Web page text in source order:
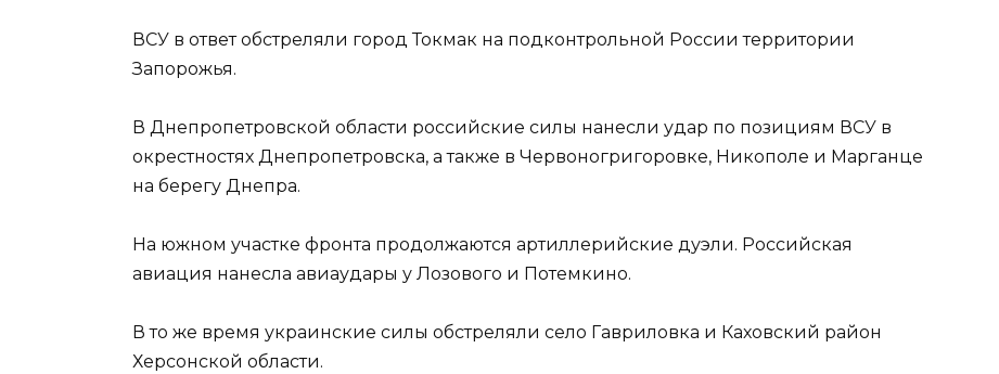
ВСУ в ответ обстреляли город Токмак на подконтрольной России территории
Запорожья.
В Днепропетровской области российские силы нанесли удар по позициям ВСУ в
окрестностях Днепропетровска, а также в Червоногригоровке, Никополе и Марганце
на берегу Днепра.
На южном участке фронта продолжаются артиллерийские дуэли. Российская
авиация нанесла авиаудары у Лозового и Потемкино.
В то же время украинские силы обстреляли село Гавриловка и Каховский район
Херсонской области.